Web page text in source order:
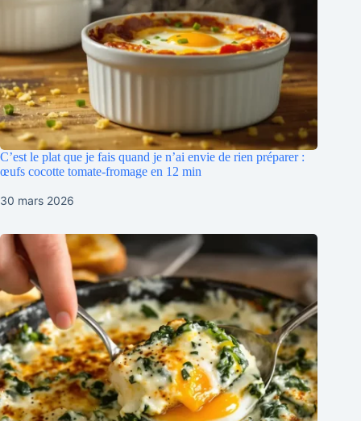
C’est le plat que je fais quand je n’ai envie de rien préparer :
œufs cocotte tomate-fromage en 12 min
30 mars 2026